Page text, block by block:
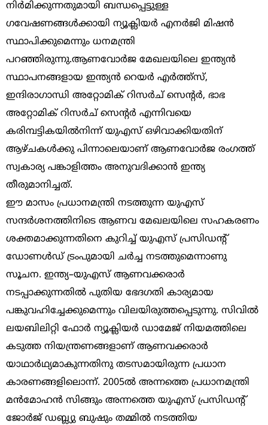
നിർമിക്കുന്നതുമായി ബന്ധപ്പെട്ടുള്ള
ഗവേഷണങ്ങൾക്കായി ന്യൂക്ലിയർ എനർജി മിഷൻ
സ്ഥാപിക്കുമെന്നും ധനമന്ത്രി
പറഞ്ഞിരുന്നു.ആണവോർജ മേഖലയിലെ ഇന്ത്യൻ
സ്ഥാപനങ്ങളായ ഇന്ത്യൻ റെയർ എർത്ത്സ്,
ഇന്ദിരാഗാന്ധി അറ്റോമിക് റിസർച് സെന്റർ, ഭാഭ
അറ്റോമിക് റിസർച് സെന്റർ എന്നിവയെ
കരിമ്പട്ടികയിൽനിന്ന് യുഎസ് ഒഴിവാക്കിയതിന്
ആഴ്ചകൾക്കു പിന്നാലെയാണ് ആണവോർജ രംഗത്ത്
സ്വകാര്യ പങ്കാളിത്തം അനുവദിക്കാൻ ഇന്ത്യ
തീരുമാനിച്ചത്.
ഈ മാസം പ്രധാനമന്ത്രി നടത്തുന്ന യുഎസ്
സന്ദർശനത്തിനിടെ ആണവ മേഖലയിലെ സഹകരണം
ശക്തമാക്കുന്നതിനെ കുറിച്ച് യുഎസ് പ്രസിഡന്റ്
ഡോണൾഡ് ട്രംപുമായി ചർച്ച നടത്തുമെന്നാണു
സൂചന. ഇന്ത്യ–യുഎസ് ആണവക്കരാർ
നടപ്പാക്കുന്നതിൽ പുതിയ ഭേദഗതി കാര്യമായ
പങ്കുവഹിച്ചേക്കുമെന്നും വിലയിരുത്തപ്പെടുന്നു. സിവിൽ
ലയബിലിറ്റി ഫോർ ന്യൂക്ലിയർ ഡാമേജ് നിയമത്തിലെ
കടുത്ത നിയന്ത്രണങ്ങളാണ് ആണവക്കരാർ
യാഥാർഥ്യമാകുന്നതിനു തടസമായിരുന്ന പ്രധാന
കാരണങ്ങളിലൊന്ന്. 2005ൽ അന്നത്തെ പ്രധാനമന്ത്രി
മൻമോഹൻ സിങ്ങും അന്നത്തെ യുഎസ് പ്രസിഡന്റ്
ജോർജ് ഡബ്ല്യു ബുഷും തമ്മിൽ നടത്തിയ